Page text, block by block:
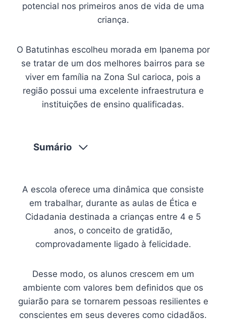
potencial nos primeiros anos de vida de uma
criança.
O Batutinhas escolheu morada em Ipanema por
se tratar de um dos melhores bairros para se
viver em família na Zona Sul carioca, pois a
região possui uma excelente infraestrutura e
instituições de ensino qualificadas.
Sumário
A escola oferece uma dinâmica que consiste
em trabalhar, durante as aulas de Ética e
Cidadania destinada a crianças entre 4 e 5
anos, o conceito de gratidão,
comprovadamente ligado à felicidade.
Desse modo, os alunos crescem em um
ambiente com valores bem definidos que os
guiarão para se tornarem pessoas resilientes e
conscientes em seus deveres como cidadãos.